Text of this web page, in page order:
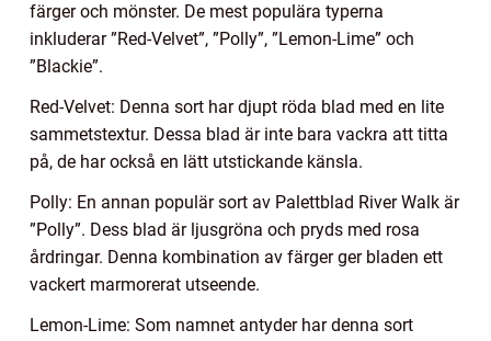
färger och mönster. De mest populära typerna
inkluderar ”Red-Velvet”, ”Polly”, ”Lemon-Lime” och
”Blackie”.
Red-Velvet: Denna sort har djupt röda blad med en lite
sammetstextur. Dessa blad är inte bara vackra att titta
på, de har också en lätt utstickande känsla.
Polly: En annan populär sort av Palettblad River Walk är
”Polly”. Dess blad är ljusgröna och pryds med rosa
årdringar. Denna kombination av färger ger bladen ett
vackert marmorerat utseende.
Lemon-Lime: Som namnet antyder har denna sort